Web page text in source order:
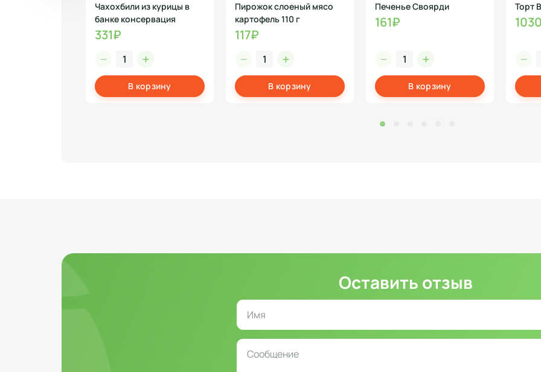
Чахохбили из курицы в
банке консервация
331₽
В корзину
Пирожок слоеный мясо
картофель 110 г
117₽
В корзину
Печенье Своярди
161₽
В корзину
Торт
Оставить отзыв